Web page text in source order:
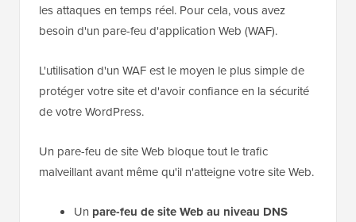
les attaques en temps réel. Pour cela, vous avez
besoin d'un pare-feu d'application Web (WAF).
L'utilisation d'un WAF est le moyen le plus simple de
protéger votre site et d'avoir confiance en la sécurité
de votre WordPress.
Un pare-feu de site Web bloque tout le trafic
malveillant avant même qu'il n'atteigne votre site Web.
Un pare-feu de site Web au niveau DNS